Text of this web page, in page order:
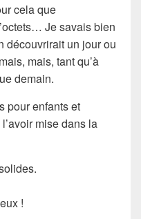
cela que
octets… Je savais bien
découvrirait un jour ou
mais, tant qu’à
demain.
pour enfants et
mise dans la
!